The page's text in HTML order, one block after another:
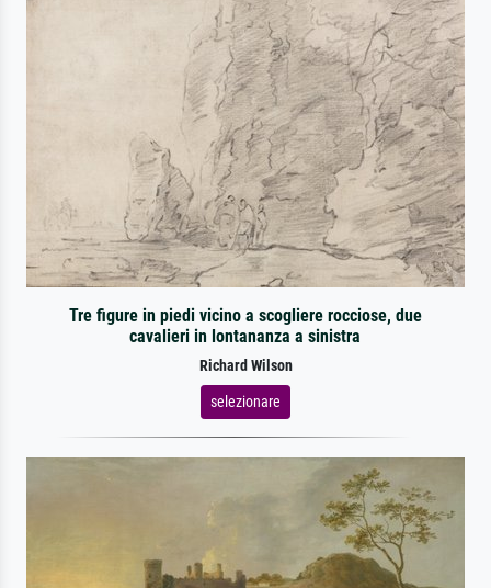
Tre figure in piedi vicino a scogliere rocciose, due
cavalieri in lontananza a sinistra
Richard Wilson
selezionare